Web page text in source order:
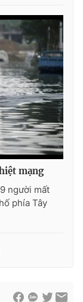
mạng
người mất
phía Tây